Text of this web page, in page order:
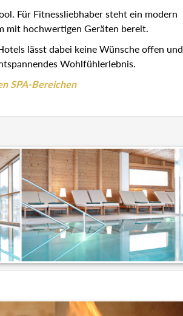
Für Fitnessliebhaber steht ein modern
mit hochwertigen Geräten bereit.
lässt dabei keine Wünsche offen und
Wohlfühlerlebnis.
SPA-Bereichen